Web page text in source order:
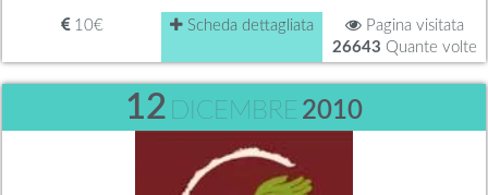
10€ Scheda dettagliata
Pagina visitata
26643 Quante volte
12 DICEMBRE 2010